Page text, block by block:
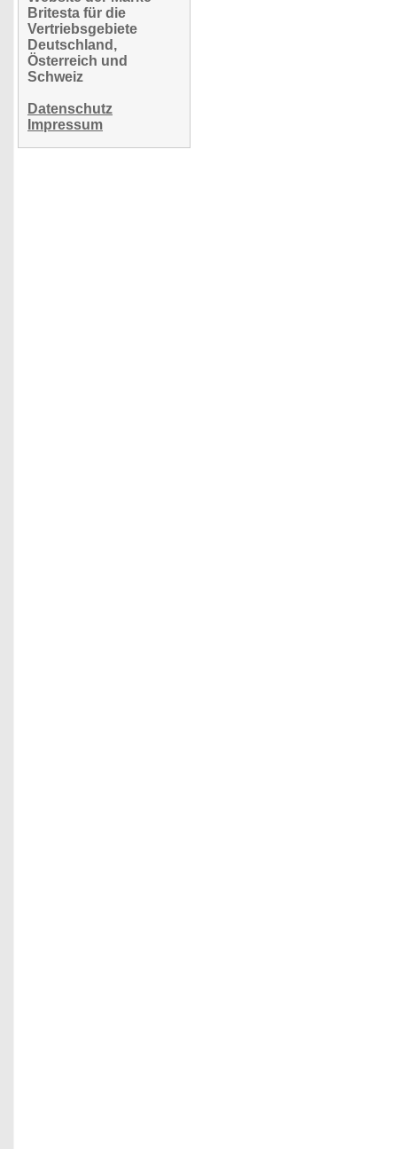
Britesta für die
Vertriebsgebiete
Deutschland,
Österreich und
Schweiz
Datenschutz
Impressum